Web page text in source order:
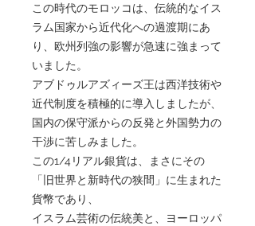
この時代のモロッコは、伝統的なイス
ラム国家から近代化への過渡期にあ
り、欧州列強の影響が急速に強まって
いました。
アブドゥルアズィーズ王は西洋技術や
近代制度を積極的に導入しましたが、
国内の保守派からの反発と外国勢力の
干渉に苦しみました。
この1/4リアル銀貨は、まさにその
「旧世界と新時代の狭間」に生まれた
貨幣であり、
イスラム芸術の伝統美と、ヨーロッパ